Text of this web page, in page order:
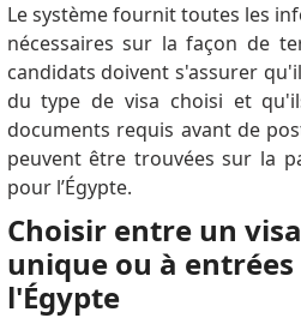
Le système fournit toutes les
nécessaires sur la façon de
candidats doivent s'assurer
du type de visa choisi et
documents requis avant de
peuvent être trouvées sur la
pour l’Égypte.
Choisir entre un
unique ou à
l'Égypte